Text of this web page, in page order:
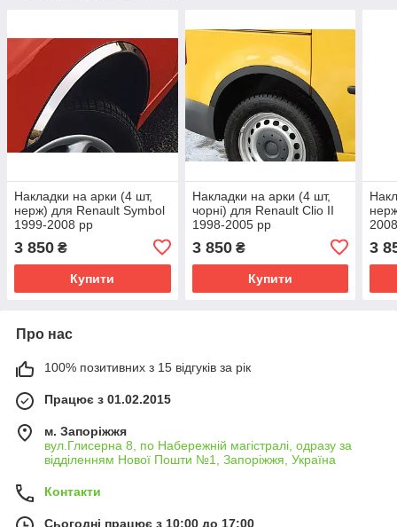
Накладки на арки (4 шт,
нерж) для Renault Symbol
1999-2008 рр
3 850 ₴
Купити
Накладки на арки (4 шт,
чорні) для Renault Clio II
1998-2005 рр
3 850₴
Купити
3
Про нас
100% позитивних з 15 відгуків за рік
Працює з 01.02.2015
м. Запоріжжя
вул.Глисерна 8, по Набережній магістралі, одразу за
відділенням Нової Пошти №1, Запоріжжя, Україна
Контакти
Сьогодні працює з 10:00 до 17:00